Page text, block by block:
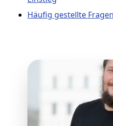
Häufig gestellte